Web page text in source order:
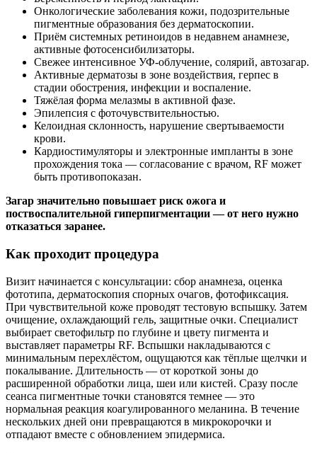
Онкологические заболевания кожи, подозрительные
пигментные образования без дерматоскопии.
Приём системных ретиноидов в недавнем анамнезе,
активные фотосенсибилизаторы.
Свежее интенсивное УФ‑облучение, солярий, автозагар.
Активные дерматозы в зоне воздействия, герпес в
стадии обострения, инфекции и воспаление.
Тяжёлая форма мелазмы в активной фазе.
Эпилепсия с фоточувствительностью.
Келоидная склонность, нарушение свертываемости
крови.
Кардиостимуляторы и электронные импланты в зоне
прохождения тока — согласование с врачом, RF может
быть противопоказан.
Загар значительно повышает риск ожога и
поствоспалительной гиперпигментации — от него нужно
отказаться заранее.
Как проходит процедура
Визит начинается с консультации: сбор анамнеза, оценка
фототипа, дерматоскопия спорных очагов, фотофиксация.
При чувствительной коже проводят тестовую вспышку. Затем
очищение, охлаждающий гель, защитные очки. Специалист
выбирает светофильтр по глубине и цвету пигмента и
выставляет параметры RF. Вспышки накладываются с
минимальным перехлёстом, ощущаются как тёплые щелчки и
покалывание. Длительность — от короткой зоны до
расширенной обработки лица, шеи или кистей. Сразу после
сеанса пигментные точки становятся темнее — это
нормальная реакция коагулированного меланина. В течение
нескольких дней они превращаются в микрокорочки и
отпадают вместе с обновлением эпидермиса.